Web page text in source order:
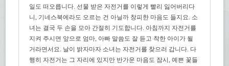
일도 떠오릅니다. 선물 받은 자전거를 이렇게 빨리 잃어버리다
니, 기네스북에라도 오르는 건 아닐까 창피한 마음도 들지요. 소
녀는 결국 두 손을 모아 간절히 기도합니다. 아침까지 자전거를
지켜 주시면 앞으로 엄마, 아빠 말씀도 잘 듣고 착한 아이가 될
거라면서요. 날이 밝자마자 소녀는 자전거를 찾으러 갑니다. 다
행히 자전거는 그 자리에 있지만 반가운 마음도 잠시, 예쁜 꽃들